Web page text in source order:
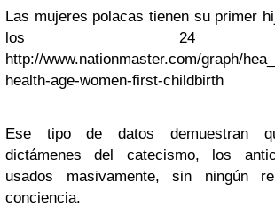
Las mujeres polacas tienen su primer
los 24
http://www.nationmaster.com/graph/
health-age-women-first-childbirth
Ese tipo de datos demuestran
dictámenes del catecismo, los
usados masivamente, sin ningún
conciencia.